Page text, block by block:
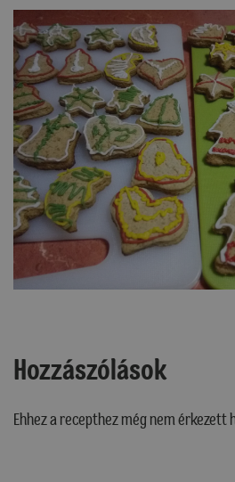
Hozzászólások
Ehhez a recepthez még nem érkezett